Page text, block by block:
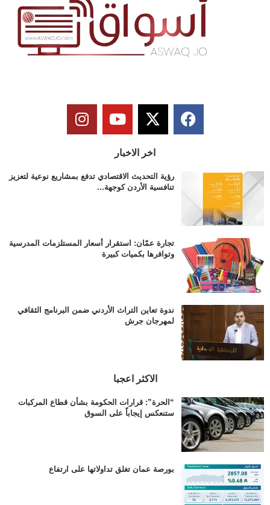
اخر الاخبار
رؤية التحديث الاقتصادي تدفع بمشاريع نوعية لتعزيز
تنافسية الأردن كوجهة...
تجارة عمّان: استقرار أسعار المستلزمات المدرسية
وتوافرها بكميات كبيرة
ندوة تعاين التراث الأردني ضمن البرنامج الثقافي
لمهرجان جرش
الاكثر اعجبا
“الحرة”: قرارات الحكومة بشأن قطاع المركبات
ستنعكس إيجاباً على السوق
بورصة عمان تغلق تداولاتها على ارتفاع